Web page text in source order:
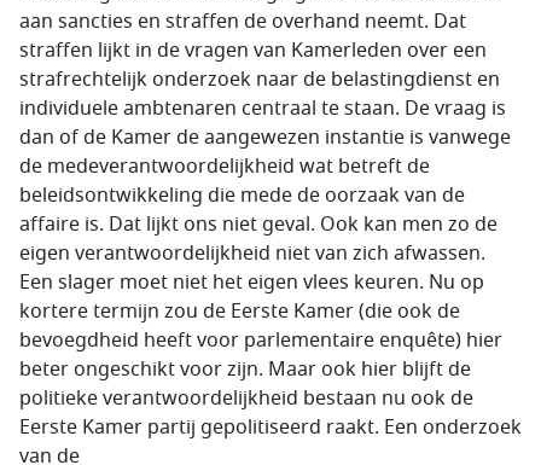
aan sancties en straffen de overhand neemt. Dat
straffen lijkt in de vragen van Kamerleden over een
strafrechtelijk onderzoek naar de belastingdienst en
individuele ambtenaren centraal te staan. De vraag is
dan of de Kamer de aangewezen instantie is vanwege
de medeverantwoordelijkheid wat betreft de
beleidsontwikkeling die mede de oorzaak van de
affaire is. Dat lijkt ons niet geval. Ook kan men zo de
eigen verantwoordelijkheid niet van zich afwassen.
Een slager moet niet het eigen vlees keuren. Nu op
kortere termijn zou de Eerste Kamer (die ook de
bevoegdheid heeft voor parlementaire enquête) hier
beter ongeschikt voor zijn. Maar ook hier blijft de
politieke verantwoordelijkheid bestaan nu ook de
Eerste Kamer partij gepolitiseerd raakt. Een onderzoek
van de